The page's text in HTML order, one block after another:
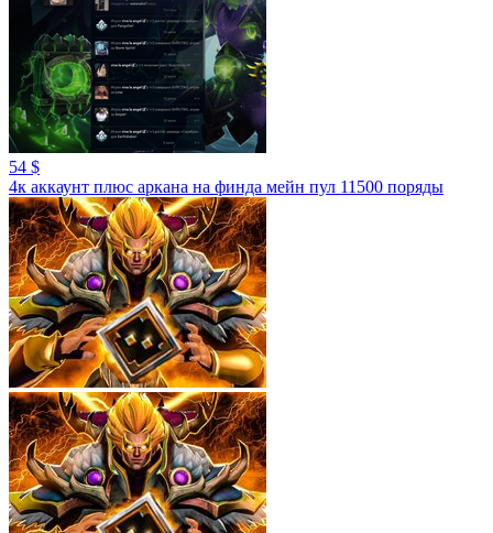
54 $
4к аккаунт плюс аркана на финда мейн пул 11500 поряды